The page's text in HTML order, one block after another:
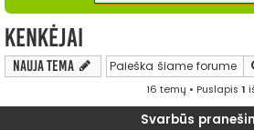
Kenkėjai
Nauja tema
16 temų • Puslapis 1
Svarbūs